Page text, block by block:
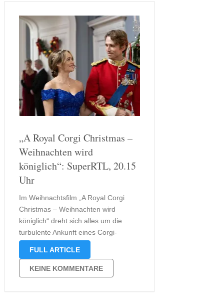
„A Royal Corgi Christmas –
Weihnachten wird
königlich“: SuperRTL, 20.15
Uhr
Im Weihnachtsfilm „A Royal Corgi
Christmas – Weihnachten wird
königlich“ dreht sich alles um die
turbulente Ankunft eines Corgi-
Welpen im königlichen Schloss.
Jordan Renzo, überrascht seine
Mutter, Königin Portia (Susannah De
Wrixon), mit diesem niedlichen
FULL ARTICLE
KEINE KOMMENTARE